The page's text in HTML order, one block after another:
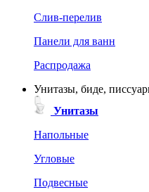
Слив-перелив
Панели для ванн
Распродажа
Унитазы, биде,
Унитазы
Напольные
Угловые
Подвесные